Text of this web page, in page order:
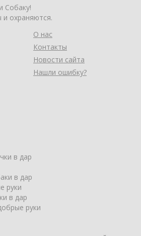
Собаку!
охраняются.
О нас
Контакты
Новости сайта
Нашли ошибку?
в дар
в дар
руки
в дар
руки